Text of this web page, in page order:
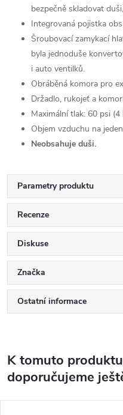
bezpečně skladovat
Integrovaná pojistka
Šroubovací zamykací
byla jednoduše
i auto ventilků.
Obráběná komora pro
Držadlo, rukojeť a
Maximální tlak: 60 psi (4
Objem vzduchu na
Neobsahuje duši.
Parametry produktu
Recenze
Diskuse
Značka
Ostatní informace
K tomuto produktu
doporučujeme